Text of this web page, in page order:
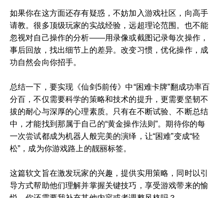
如果你在这方面还存有疑惑，不妨加入游戏社区，向高手
请教。很多顶级玩家的实战经验，远超理论范围。也不能
忽视对自己操作的分析——用录像或截图记录每次操作，
事后回放，找出细节上的差异。改变习惯，优化操作，成
功自然会向你招手。
总结一下，要实现《仙剑5前传》中“困难卡牌”翻成功率百
分百，不仅需要科学的策略和技术的提升，更需要坚韧不
拔的耐心与深厚的心理素质。只有在不断试验、不断总结
中，才能找到那属于自己的“黄金操作法则”。期待你的每
一次尝试都成为机器人般完美的演绎，让“困难”变成“轻
松”，成为你游戏路上的靓丽标签。
这篇软文旨在激发玩家的兴趣，提供实用策略，同时以引
导方式帮助他们理解并掌握关键技巧，享受游戏带来的愉